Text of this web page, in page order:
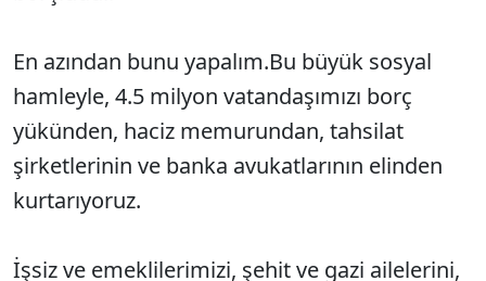
En azından bunu yapalım.Bu büyük sosyal
hamleyle, 4.5 milyon vatandaşımızı borç
yükünden, haciz memurundan, tahsilat
şirketlerinin ve banka avukatlarının elinden
kurtarıyoruz.
İşsiz ve emeklilerimizi, şehit ve gazi ailelerini,